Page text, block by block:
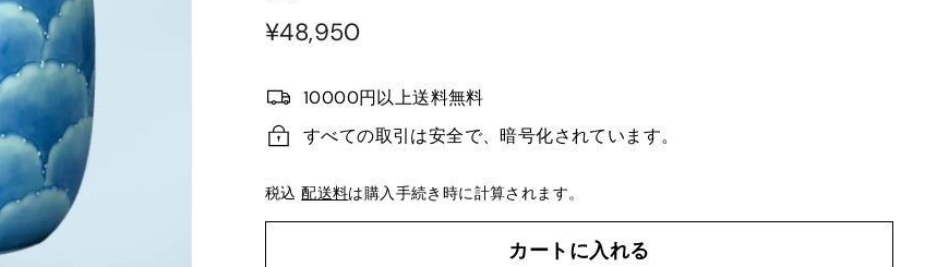
¥48,950¥48,950
10000円以上送料無料
すべての取引は安全で、暗号化されています。
税込配送料は購入手続き時に計算されます。
カートに入れる